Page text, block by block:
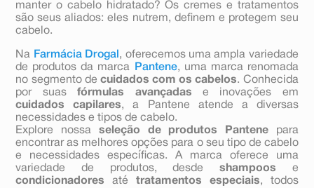
manter o cabelo hidratado? Os cremes e tratamentos
são seus aliados: eles nutrem, definem e protegem seu
cabelo.
Na Farmácia Drogal , oferecemos uma ampla variedade
de produtos da marca
Pantene, uma marca renomada
no segmento de cuidados com os cabelos. Conhecida
por suasfórmulas avançadas e inovações em
cuidados capilares, a Pantene atende a diversas
necessidades e tipos de cabelo.
Explore nossa seleção de produtos Pantenepara
encontrar as melhores opções para o seu tipo de cabelo
e necessidades específicas. A marca oferece uma
variedade de produtos, desde shampoos e
condicionadores até tratamentos especiais, todos